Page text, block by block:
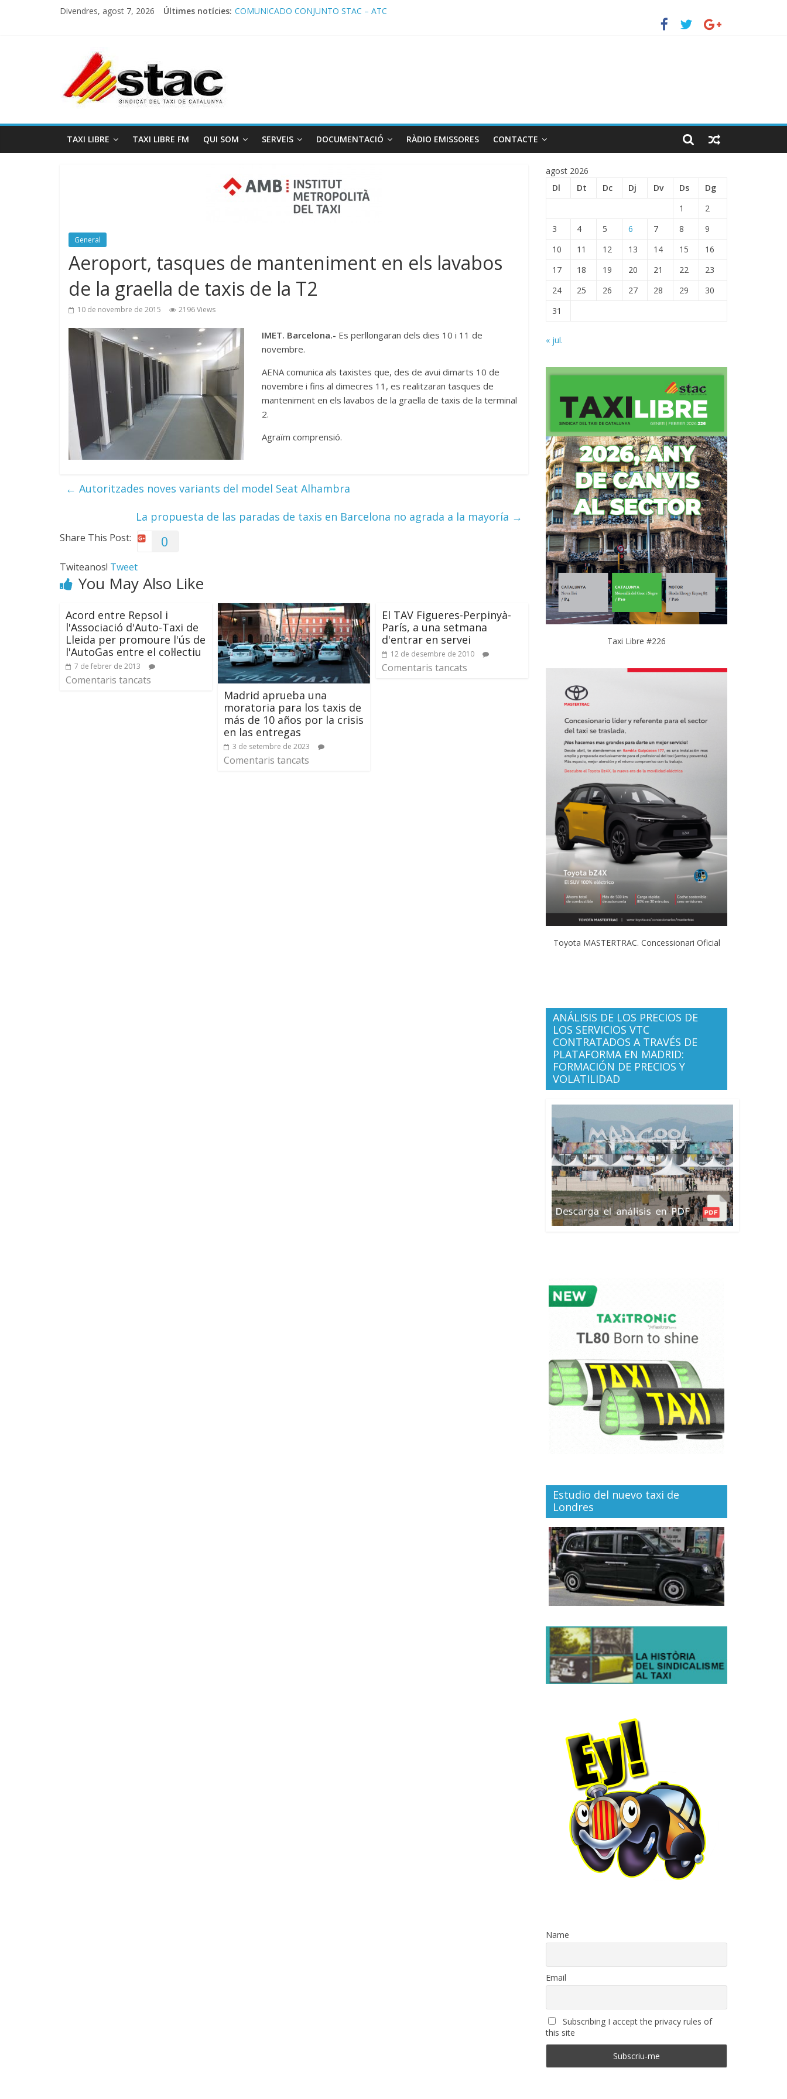
Divendres, agost 7, 2026 Últimes notícies: COMUNICADO CONJUNTO STAC – ATC
TAXI LIBRE TAXI LIBRE FM QUI SOM SERVEIS DOCUMENTACIÓ RÀDIO EMISSORES CONTACTE
General
Aeroport, tasques de manteniment en els lavabos
de la graella de taxis de la T2
10 de novembre de 2015 2196 Views
IMET. Barcelona.- Es perllongaran dels dies 10 i 11 de
novembre.
AENA comunica als taxistes que, des de avui dimarts 10 de
novembre i fins al dimecres 11, es realitzaran tasques de
manteniment en els lavabos de la graella de taxis de la terminal
2.
Agraïm comprensió.
← Autoritzades noves variants del model Seat Alhambra
La propuesta de las paradas de taxis en Barcelona no agrada a la mayoría →
Share This Post: 0
Twiteanos! Tweet
You May Also Like
Acord entre Repsol i
l'Associació d'Auto-Taxi de
Lleida per promoure l'ús de
l'AutoGas entre el col·lectiu
7 de febrer de 2013
Comentaris tancats
Madrid aprueba una
moratoria para los taxis de
más de 10 años por la crisis
en las entregas
3 de setembre de 2023
Comentaris tancats
El TAV Figueres-Perpinyà-
París, a una setmana
d'entrar en servei
12 de desembre de 2010
Comentaris tancats
agost 2026
Dl
Dt Dc Dj Dv Ds
Dg
1
2
3
4 5 6 7 8
9
10
11 12 13 14 15
16
17
18 19 20 21 22
23
24
25 26 27 28 29
30
31
« jul.
Taxi Libre #226
Toyota MASTERTRAC. Concessionari Oficial
ANÁLISIS DE LOS PRECIOS DE
LOS SERVICIOS VTC
CONTRATADOS A TRAVÉS DE
PLATAFORMA EN MADRID:
FORMACIÓN DE PRECIOS Y
VOLATILIDAD
Estudio del nuevo taxi de
Londres
Name
Email
Subscribing I accept the privacy rules of
this site